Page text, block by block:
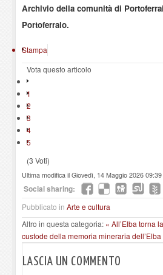
Archivio della comunità di
Portoferraio.
Stampa
Vota questo articolo
1
2
3
4
5
(3 Voti)
Ultima modifica il Giovedì, 14 Maggio 2026 09:39
Social sharing:
Pubblicato in Arte e cultura
Altro in questa categoria: « All’Elba torna
custode della memoria mineraria dell’Elba
LASCIA UN COMMENTO